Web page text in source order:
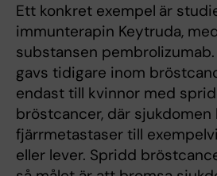
Ett konkret exempel är
immunterapin Keytruda,
substansen
gavs tidigare inom
endast till kvinnor med
bröstcancer, där sjukdomen
fjärrmetastaser till
eller lever. Spridd